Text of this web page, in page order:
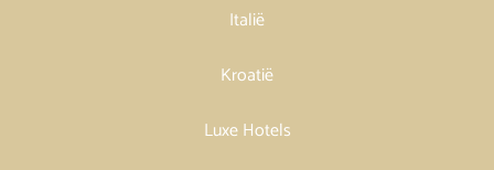
Italië
Kroatië
Luxe Hotels